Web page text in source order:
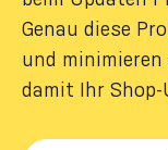
Genau diese
und
damit Ihr